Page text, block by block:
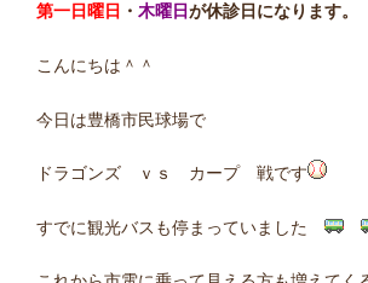
第一日曜日 ・ 木曜日が休診日になります。
こんにちは＾＾
今日は豊橋市民球場で
ドラゴンズ ｖｓ カープ 戦です
すでに観光バスも停まっていました